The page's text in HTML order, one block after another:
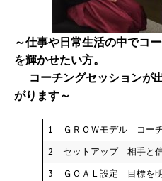
～仕事や日常生活の中でコ
を輝かせたい方。
コーチングセッションが
がります～
1 ＧＲＯＷモデル コー
2 セットアップ 相手と信
3 ＧＯＡＬ設定 目標を